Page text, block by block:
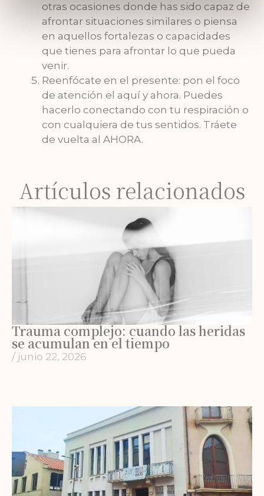
otras ocasiones donde has sido capaz de
afrontar situaciones similares o piensa
en aquellos fortalezas o capacidades
que tienes para afrontar lo que pueda
venir.
Reenfócate en el presente: pon el foco
de atención el aquí y ahora. Puedes
hacerlo conectando con tu respiración o
con cualquiera de tus sentidos. Tráete
de vuelta al AHORA.
Artículos relacionados
Trauma complejo: cuando las heridas
se acumulan en el tiempo
/ junio 22, 2026